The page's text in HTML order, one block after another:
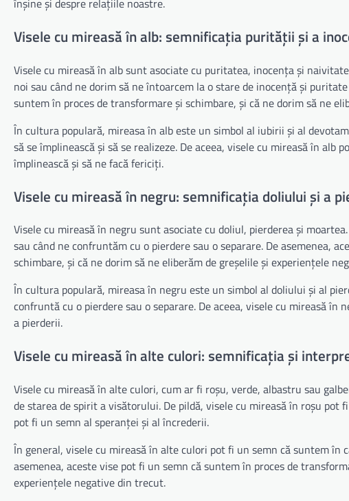
înșine și despre relațiile noastre.
Visele cu mireasă în alb: semnificația purității și a
Visele cu mireasă în alb sunt asociate cu puritatea, inocența și
noi sau când ne dorim să ne întoarcem la o stare de inocență și
suntem în proces de transformare și schimbare, și că ne dorim să ne
În cultura populară, mireasa în alb este un simbol al iubirii și al
să se împlinească și să se realizeze. De aceea, visele cu mireasă în
împlinească și să ne facă fericiți.
Visele cu mireasă în negru: semnificația doliului și a
Visele cu mireasă în negru sunt asociate cu doliul, pierderea și
sau când ne confruntăm cu o pierdere sau o separare. De asemenea,
schimbare, și că ne dorim să ne eliberăm de greșelile și experiențele
În cultura populară, mireasa în negru este un simbol al doliului și al
confruntă cu o pierdere sau o separare. De aceea, visele cu mireasă
a pierderii.
Visele cu mireasă în alte culori: semnificația și
Visele cu mireasă în alte culori, cum ar fi roșu, verde, albastru sau
de starea de spirit a visătorului. De pildă, visele cu mireasă în roșu
pot fi un semn al speranței și al încrederii.
În general, visele cu mireasă în alte culori pot fi un semn că suntem
asemenea, aceste vise pot fi un semn că suntem în proces de
experiențele negative din trecut.